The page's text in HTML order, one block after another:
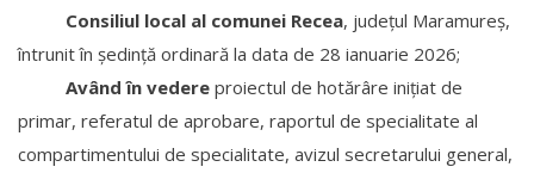
Consiliul local al comunei Recea, judeţul Maramureş,
întrunit în şedinţă ordinară la data de 28 ianuarie 2026;
Având în vedere proiectul de hotărâre iniţiat de
primar, referatul de aprobare, raportul de specialitate al
compartimentului de specialitate, avizul secretarului general,